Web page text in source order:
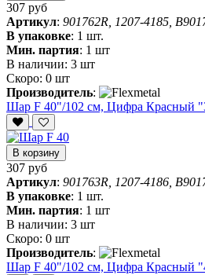
307 руб
Артикул: 901762R, 1207-4185,
В упаковке: 1 шт.
Мин. партия: 1 шт
В наличии: 3 шт
Скоро: 0 шт
Производитель:
Шар F 40"/102 см, Цифра Красный
В корзину
307 руб
Артикул: 901763R, 1207-4186,
В упаковке: 1 шт.
Мин. партия: 1 шт
В наличии: 3 шт
Скоро: 0 шт
Производитель:
Шар F 40"/102 см, Цифра Красный